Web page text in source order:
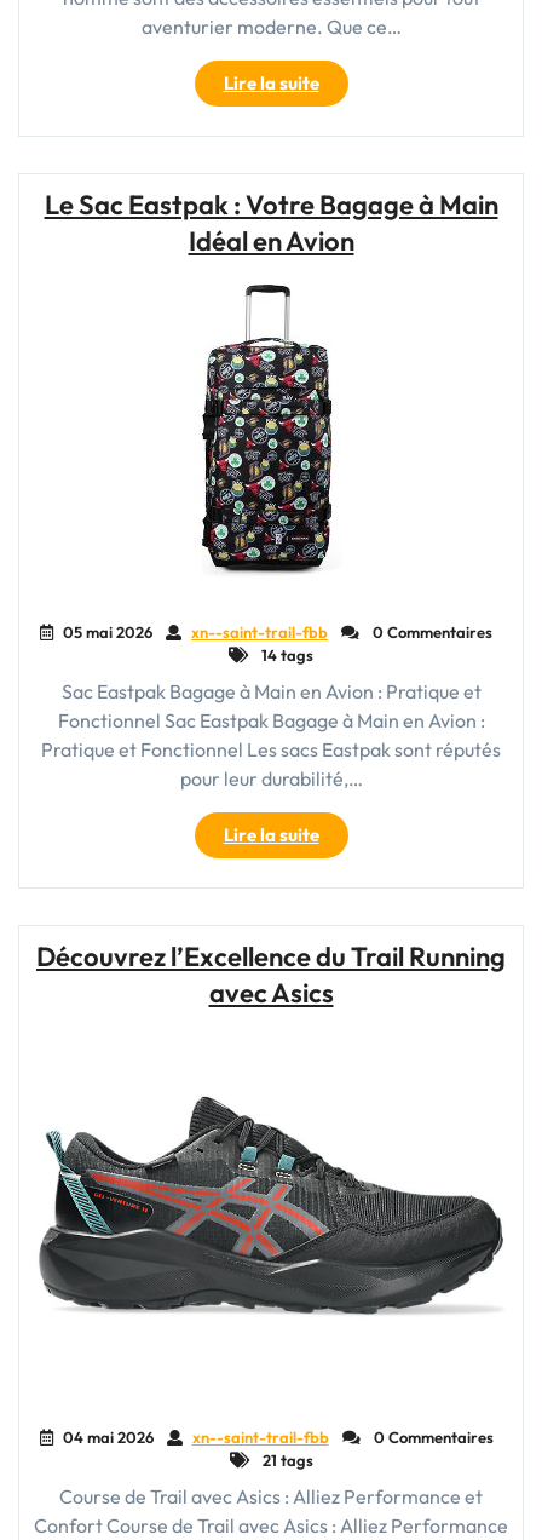
aventurier moderne. Que ce…
Lire la suite"Choisir
le
Meilleur
Voyage
pour
d’Achat
et
Recommandations"
Le Sac Eastpak : Votre Bagage à Main
Idéal en Avion
05 mai 2026 xn--saint-trail-fbb
0 Commentaires
14 tags
Sac Eastpak Bagage à Main en Avion : Pratique et
Fonctionnel Sac Eastpak Bagage à Main en Avion :
Pratique et Fonctionnel Les sacs Eastpak sont réputés
pour leur durabilité,…
Lire la suite"Le
Sac
Eastpak
Bagage
à
Découvrez l’Excellence du Trail Running
avec Asics
04 mai 2026 xn--saint-trail-fbb
0 Commentaires
21 tags
Course de Trail avec Asics : Alliez Performance et
Confort Course de Trail avec Asics : Alliez Performance